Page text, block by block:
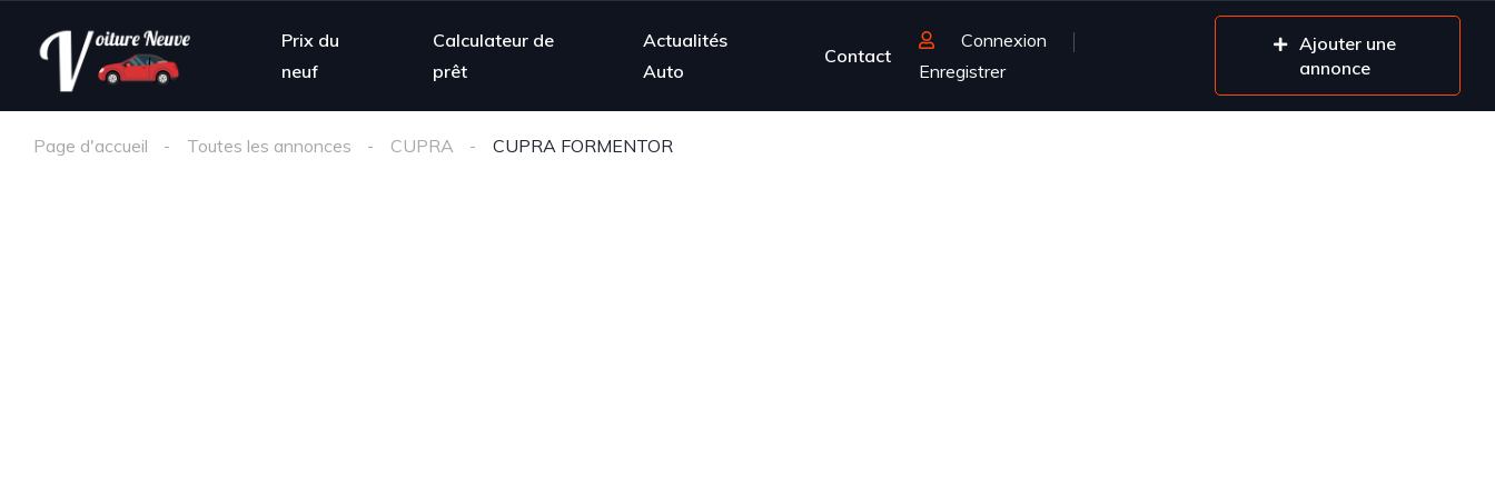
Prix du
neuf
Calculateur de
prêt
Actualités
Auto
Contact
Connexion
Enregistrer
Ajouter une
annonce
Page d'accueil Toutes les annonces CUPRA CUPRA FORMENTOR